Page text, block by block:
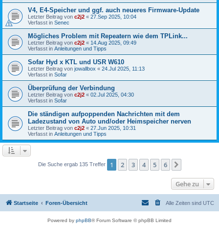
V4, E4-Speicher und ggf. auch neueres Firmware-Update
Letzter Beitrag von c2j2 « 27.Sep 2025, 10:04
Verfasst in Senec
Mögliches Problem mit Repeatern wie dem TPLink...
Letzter Beitrag von c2j2 « 14.Aug 2025, 09:49
Verfasst in Anleitungen und Tipps
Sofar Hyd x KTL und USR W610
Letzter Beitrag von jowallbox « 24.Jul 2025, 11:13
Verfasst in Sofar
Überprüfung der Verbindung
Letzter Beitrag von c2j2 « 02.Jul 2025, 04:30
Verfasst in Sofar
Die ständigen aufpoppenden Nachrichten mit dem
Ladezustand von Auto und/oder Heimspeicher nerven
Letzter Beitrag von c2j2 « 27.Jun 2025, 10:31
Verfasst in Anleitungen und Tipps
Die Suche ergab 135 Treffer 1 2 3 4 5 6
Gehe zu
Startseite Foren-Übersicht Alle Zeiten sind UTC
Powered by phpBB® Forum Software © phpBB Limited